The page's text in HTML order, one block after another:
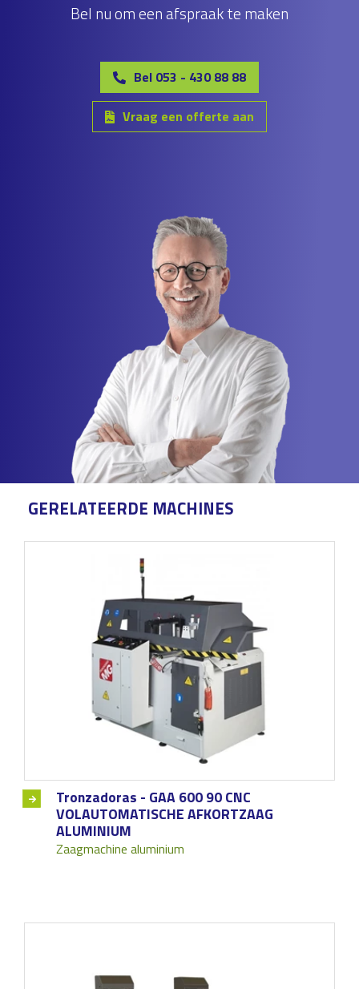
Bel nu om een afspraak te maken
Bel 053 - 430 88 88
Vraag een offerte aan
GERELATEERDE MACHINES
Tronzadoras - GAA 600 90 CNC
VOLAUTOMATISCHE AFKORTZAAG
ALUMINIUM
Zaagmachine aluminium